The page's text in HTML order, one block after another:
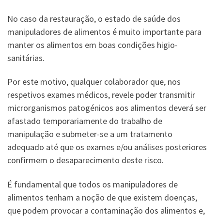
No caso da restauração, o estado de saúde dos
manipuladores de alimentos é muito importante para
manter os alimentos em boas condições higio-
sanitárias.
Por este motivo, qualquer colaborador que, nos
respetivos exames médicos, revele poder transmitir
microrganismos patogénicos aos alimentos deverá ser
afastado temporariamente do trabalho de
manipulação e submeter-se a um tratamento
adequado até que os exames e/ou análises posteriores
confirmem o desaparecimento deste risco.
É fundamental que todos os manipuladores de
alimentos tenham a noção de que existem doenças,
que podem provocar a contaminação dos alimentos e,